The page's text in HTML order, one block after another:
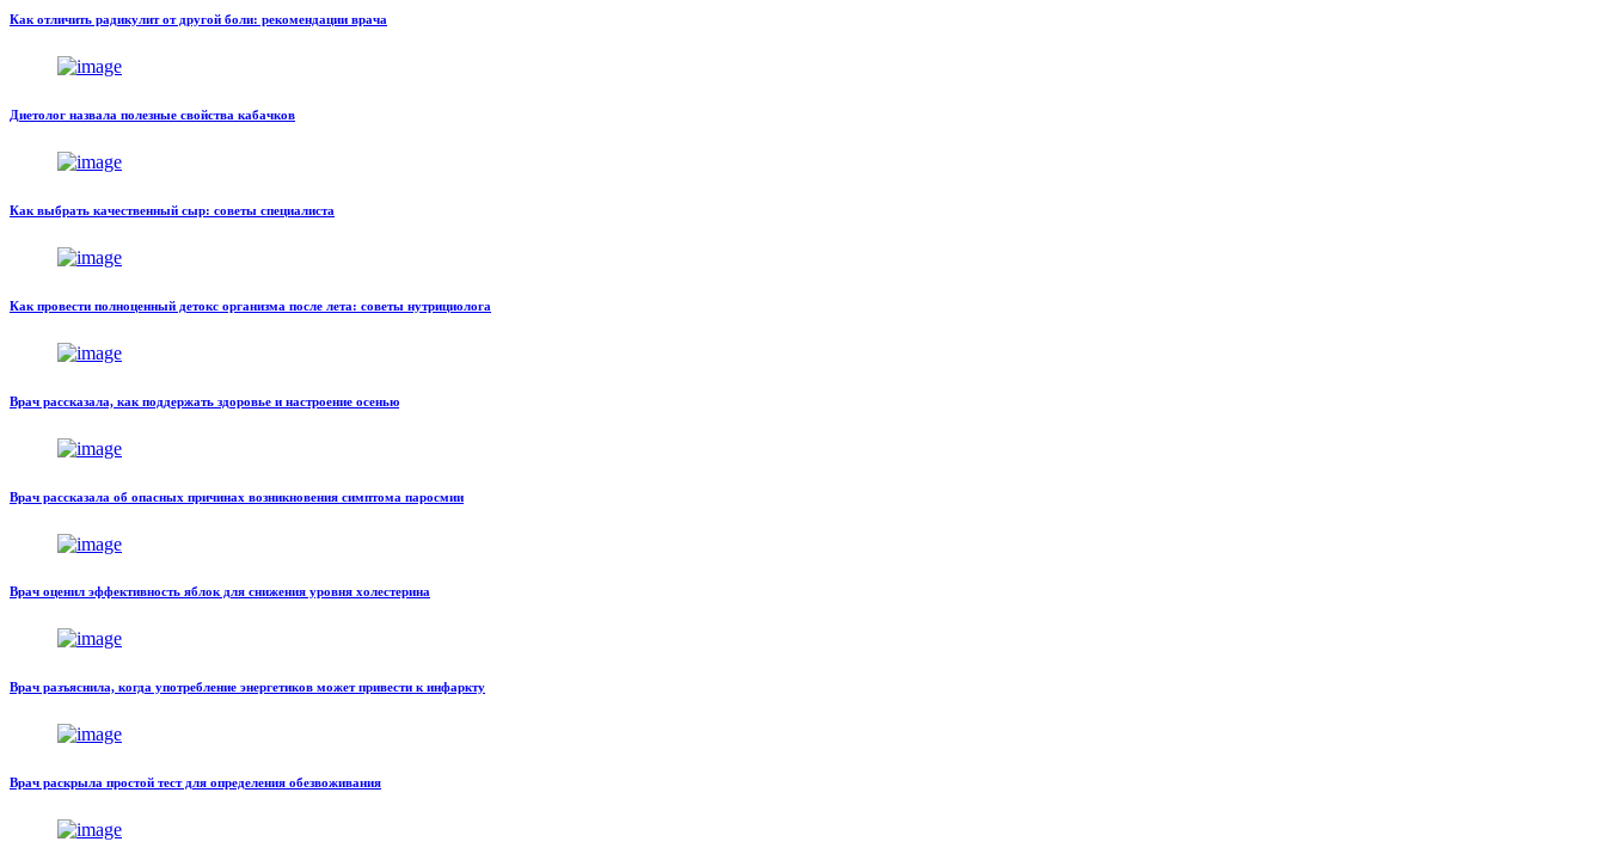
Как отличить радикулит от другой боли: рекомендации врача
Диетолог назвала полезные свойства кабачков
Как выбрать качественный сыр: советы специалиста
Как провести полноценный детокс организма после лета: советы нутрициолога
Врач рассказала, как поддержать здоровье и настроение осенью
Врач рассказала об опасных причинах возникновения симптома паросмии
Врач оценил эффективность яблок для снижения уровня холестерина
Врач разъяснила, когда употребление энергетиков может привести к инфаркту
Врач раскрыла простой тест для определения обезвоживания